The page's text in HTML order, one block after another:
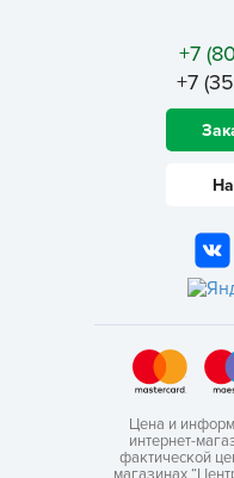
+7
+7
Цена и
интернет-
фактической